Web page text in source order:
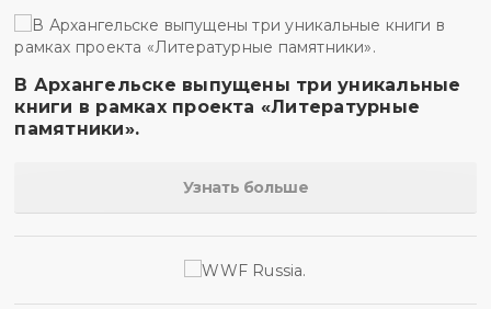
В Архангельске выпущены три уникальные
книги в рамках проекта «Литературные
памятники».
Узнать больше